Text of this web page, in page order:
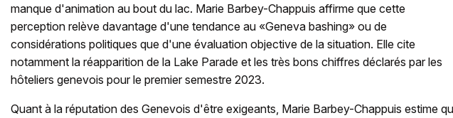
manque d'animation au bout du lac. Marie Barbey-Chappuis affirme que cette
perception relève davantage d'une tendance au «Geneva bashing» ou de
considérations politiques que d'une évaluation objective de la situation. Elle cite
notamment la réapparition de la Lake Parade et les très bons chiffres déclarés par les
hôteliers genevois pour le premier semestre 2023.
Quant à la réputation des Genevois d'être exigeants, Marie Barbey-Chappuis estime